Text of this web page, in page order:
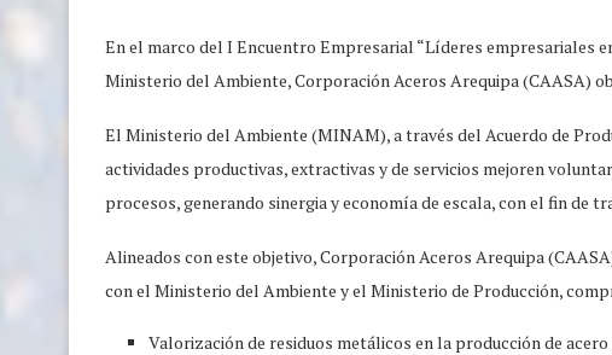
En el marco del I Encuentro Empresarial “Líderes empresariales
Ministerio del Ambiente, Corporación Aceros Arequipa (CAASA)
El Ministerio del Ambiente (MINAM), a través del Acuerdo de
actividades productivas, extractivas y de servicios mejoren
procesos, generando sinergia y economía de escala, con el fin de
Alineados con este objetivo, Corporación Aceros Arequipa
con el Ministerio del Ambiente y el Ministerio de Producción,
Valorización de residuos metálicos en la producción de